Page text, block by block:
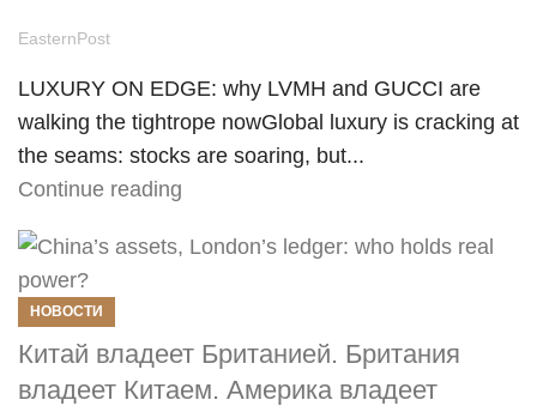
EasternPost
LUXURY ON EDGE: why LVMH and GUCCI are
walking the tightrope nowGlobal luxury is cracking at
the seams: stocks are soaring, but...
Continue reading
НОВОСТИ
Китай владеет Британией. Британия
владеет Китаем. Америка владеет